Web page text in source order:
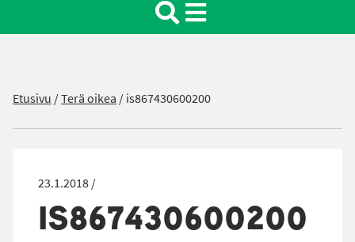
Etusivu /Terä oikea /is867430600200
23.1.2018 /
IS867430600200